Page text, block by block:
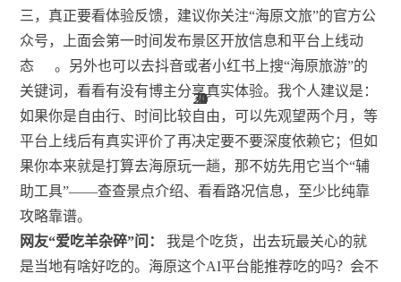
30
31
31
3
30
34
20
27
20
三，真正要看体验反馈，建议你关注“海原文旅”的官方公
众号，上面会第一时间发布景区开放信息和平台上线动
态
30
。另外也可以去抖音或者小红书上搜“海原旅游”的
关键词，看看有没有博主分享真实体验。我个人建议是：
如果你是自由行、时间比较自由，可以先观望两个月，等
平台上线后有真实评价了再决定要不要深度依赖它；但如
果你本来就是打算去海原玩一趟，那不妨先用它当个“辅
助工具”——查查景点介绍、看看路况信息，至少比纯靠
攻略靠谱。
网友“爱吃羊杂碎”问：
我是个吃货，出去玩最关心的就
是当地有啥好吃的。海原这个AI平台能推荐吃的吗？会不
20
1